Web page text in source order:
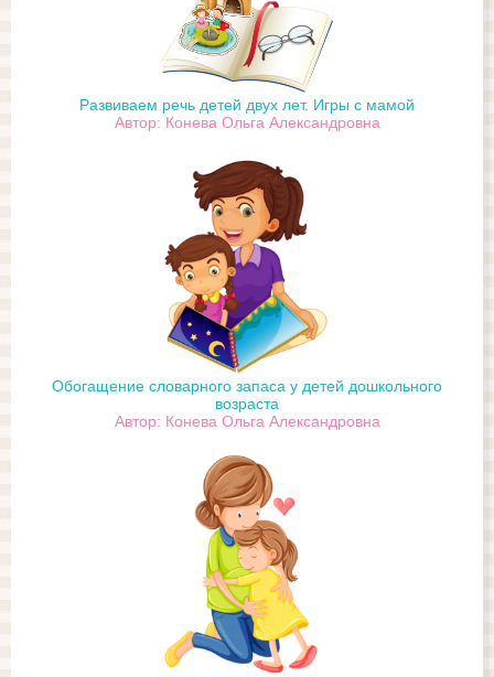
Развиваем речь детей двух лет. Игры с мамой
Автор: Конева Ольга Александровна
Обогащение словарного запаса у детей дошкольного
возраста
Автор: Конева Ольга Александровна